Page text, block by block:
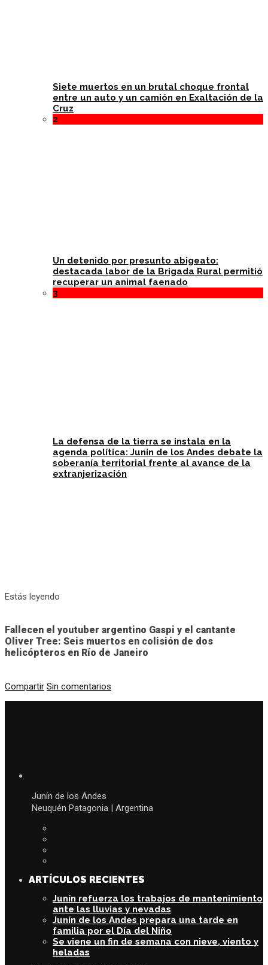
Siete muertos en un brutal choque frontal
entre un auto y un camión en Exaltación de la
Cruz
2
Un detenido por presunto abigeato:
destacada labor de la Brigada Rural permitió
recuperar un animal faenado
3
La defensa de la tierra se instala en la
agenda política: Junín de los Andes debate la
soberanía territorial frente al avance de la
extranjerización
Estás leyendo
Fallecen el youtuber argentino Gaspi y el cantante
Oliver Tree: Seis muertos en colisión de dos
helicópteros en Río de Janeiro
Compartir Sin comentarios
Junín de los Andes
Neuquén Patagonia | Argentina
ARTÍCULOS RECIENTES
Junín refuerza los trabajos de mantenimiento
ante las lluvias y nevadas
Junín de los Andes prepara una tarde en
familia por el Día del Niño
Se viene un fin de semana con nieve, viento y
heladas